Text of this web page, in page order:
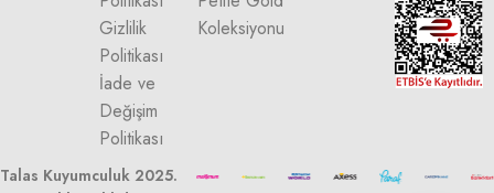
Gizlilik
Politikası
İade ve
Değişim
Politikası
Koleksiyonu
Talas Kuyumculuk 2025.